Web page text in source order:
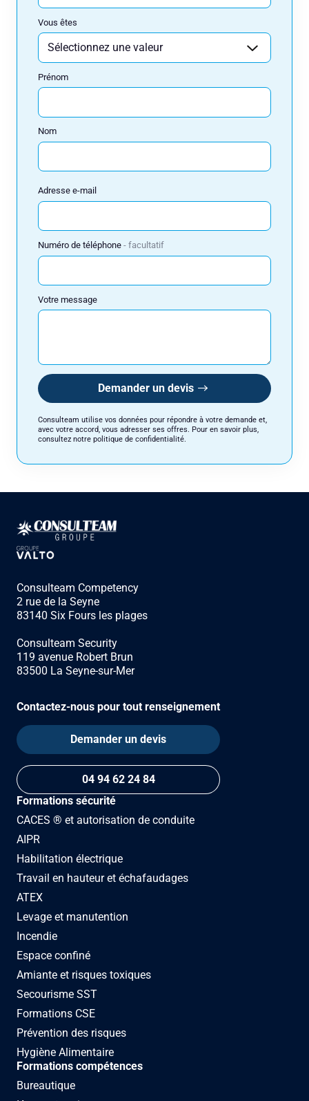
Vous êtes
Prénom
Nom
Adresse e-mail
Numéro de téléphone facultatif
Votre message
Demander un devis
Consulteam utilise vos données pour répondre à votre demande et,
avec votre accord, vous adresser ses offres. Pour en savoir plus,
consultez notre politique de confidentialité.
Consulteam Competency
2 rue de la Seyne
83140 Six Fours les plages
Consulteam Security
119 avenue Robert Brun
83500 La Seyne-sur-Mer
Contactez-nous pour tout renseignement
Demander un devis
04 94 62 24 84
Formations sécurité
CACES ® et autorisation de conduite
AIPR
Habilitation électrique
Travail en hauteur et échafaudages
ATEX
Levage et manutention
Incendie
Espace confiné
Amiante et risques toxiques
Secourisme SST
Formations CSE
Prévention des risques
Hygiène Alimentaire
Formations compétences
Bureautique
Nom
Adresse e-mail
Numéro de téléphone
Votre message